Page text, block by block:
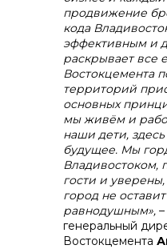
продвижение
кода
эффективным и
раскрывает все
Востокцемента
территорий
основных
мы живём и
наши дети,
будущее. Мы
Владивостоком,
гости и
город не
равнодушным»,
генеральный
Востокцемента